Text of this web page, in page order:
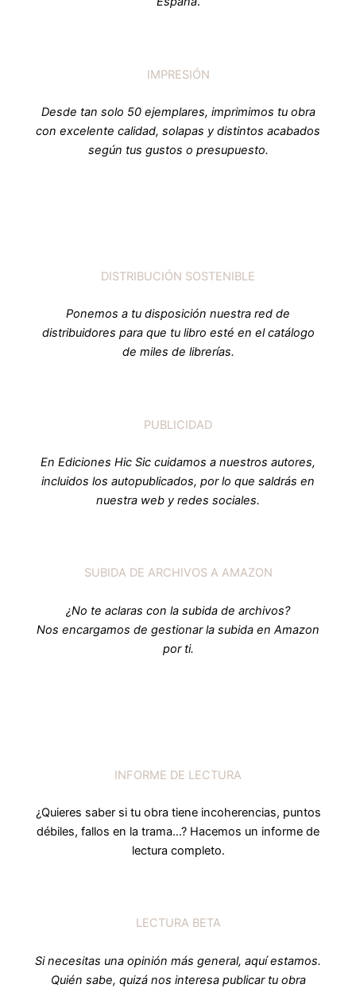
IMPRESIÓN
Desde tan solo 50 ejemplares, imprimimos tu obra
con excelente calidad, solapas y distintos acabados
según tus gustos o presupuesto.
DISTRIBUCIÓN SOSTENIBLE
Ponemos a tu disposición nuestra red de
distribuidores para que tu libro esté en el catálogo
de miles de librerías.
PUBLICIDAD
En Ediciones Hic Sic cuidamos a nuestros autores,
incluidos los autopublicados, por lo que saldrás en
nuestra web y redes sociales.
SUBIDA DE ARCHIVOS A AMAZON
¿No te aclaras con la subida de archivos?
Nos encargamos de gestionar la subida en Amazon
por ti.
INFORME DE LECTURA
¿Quieres saber si tu obra tiene incoherencias, puntos
débiles, fallos en la trama…? Hacemos un informe de
lectura completo.
LECTURA BETA
Si necesitas una opinión más general, aquí estamos.
Quién sabe, quizá nos interesa publicar tu obra